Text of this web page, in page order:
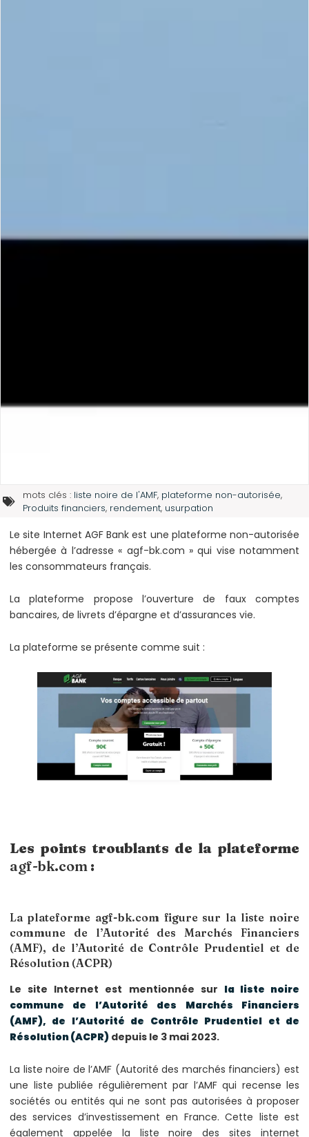
mots clés : liste noire de l'AMF, plateforme non-autorisée,
Produits financiers, rendement, usurpation
Le site Internet AGF Bank est une plateforme non-autorisée
hébergée à l’adresse « agf-bk.com » qui vise notamment
les consommateurs français.
La plateforme propose l’ouverture de faux comptes
bancaires, de livrets d’épargne et d’assurances vie.
La plateforme se présente comme suit :
Les points troublants de la plateforme
agf-bk.com :
La plateforme agf-bk.com figure sur la liste noire
commune de l’Autorité des Marchés Financiers
(AMF), de l’Autorité de Contrôle Prudentiel et de
Résolution (ACPR)
Le site Internet est mentionnée sur la liste noire
commune de l’Autorité des Marchés Financiers
(AMF), de l’Autorité de Contrôle Prudentiel et de
Résolution (ACPR) depuis le 3 mai 2023.
La liste noire de l’AMF (Autorité des marchés financiers) est
une liste publiée régulièrement par l’AMF qui recense les
sociétés ou entités qui ne sont pas autorisées à proposer
des services d’investissement en France. Cette liste est
également appelée la liste noire des sites internet